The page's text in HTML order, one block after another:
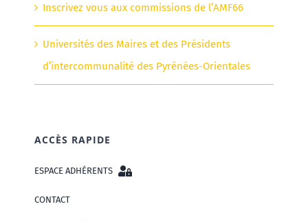
Inscrivez vous aux commissions de l’AMF66
Universités des Maires et des Présidents
d’intercommunalité des Pyrénées-Orientales
ACCÈS RAPIDE
ESPACE ADHÉRENTS
CONTACT